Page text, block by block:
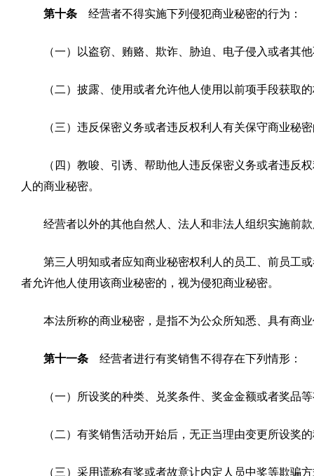
第十条 经营者不得实施下列侵犯商业秘密的行为：
（一）以盗窃、贿赂、欺诈、胁迫、电子侵入或者其
（二）披露、使用或者允许他人使用以前项手段获取
（三）违反保密义务或者违反权利人有关保守商业秘
（四）教唆、引诱、帮助他人违反保密义务或者违反
人的商业秘密。
经营者以外的其他自然人、法人和非法人组织实施前
第三人明知或者应知商业秘密权利人的员工、前员工
者允许他人使用该商业秘密的，视为侵犯商业秘密。
本法所称的商业秘密，是指不为公众所知悉、具有商
第十一条 经营者进行有奖销售不得存在下列情形：
（一）所设奖的种类、兑奖条件、奖金金额或者奖品
（二）有奖销售活动开始后，无正当理由变更所设奖
（三）采用谎称有奖或者故意让内定人员中奖等欺骗